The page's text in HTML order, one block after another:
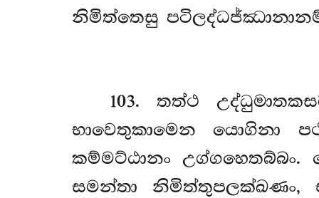
නිමිත්තෙසු
103. තත්ථ
භාවෙතුකාමෙන යොගිනා
කම්මට්ඨානං
සමන්තා නිමිත්තුපලක්ඛණං,